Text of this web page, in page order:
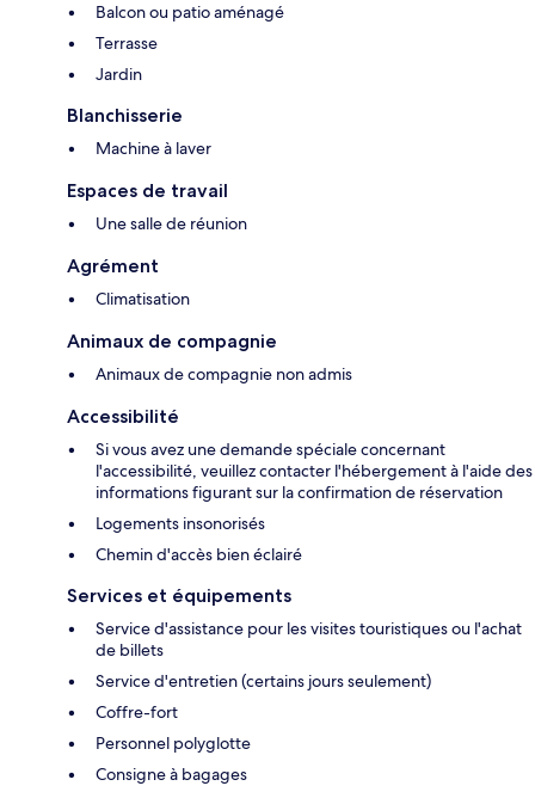
Balcon ou patio aménagé
Terrasse
Jardin
Blanchisserie
Machine à laver
Espaces de travail
Une salle de réunion
Agrément
Climatisation
Animaux de compagnie
Animaux de compagnie non admis
Accessibilité
Si vous avez une demande spéciale concernant
l'accessibilité, veuillez contacter l'hébergement à l'aide des
informations figurant sur la confirmation de réservation
Logements insonorisés
Chemin d'accès bien éclairé
Services et équipements
Service d'assistance pour les visites touristiques ou l'achat
de billets
Service d'entretien (certains jours seulement)
Coffre-fort
Personnel polyglotte
Consigne à bagages